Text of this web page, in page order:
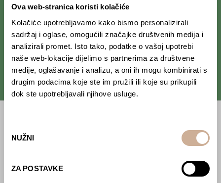
Ova web-stranica koristi kolačiće
Kolačiće upotrebljavamo kako bismo personalizirali
sadržaj i oglase, omogućili značajke društvenih medija i
analizirali promet. Isto tako, podatke o vašoj upotrebi
naše web-lokacije dijelimo s partnerima za društvene
medije, oglašavanje i analizu, a oni ih mogu kombinirati s
drugim podacima koje ste im pružili ili koje su prikupili
dok ste upotrebljavali njihove usluge.
pristanka
NUŽNI
ZA POSTAVKE
Od Norveške do Antarktike i od Južne Amerike
reportaže i fotke. Budi uvijek u toku ine
propusti novosti iz svijeta ekspedicionizma i
kulture